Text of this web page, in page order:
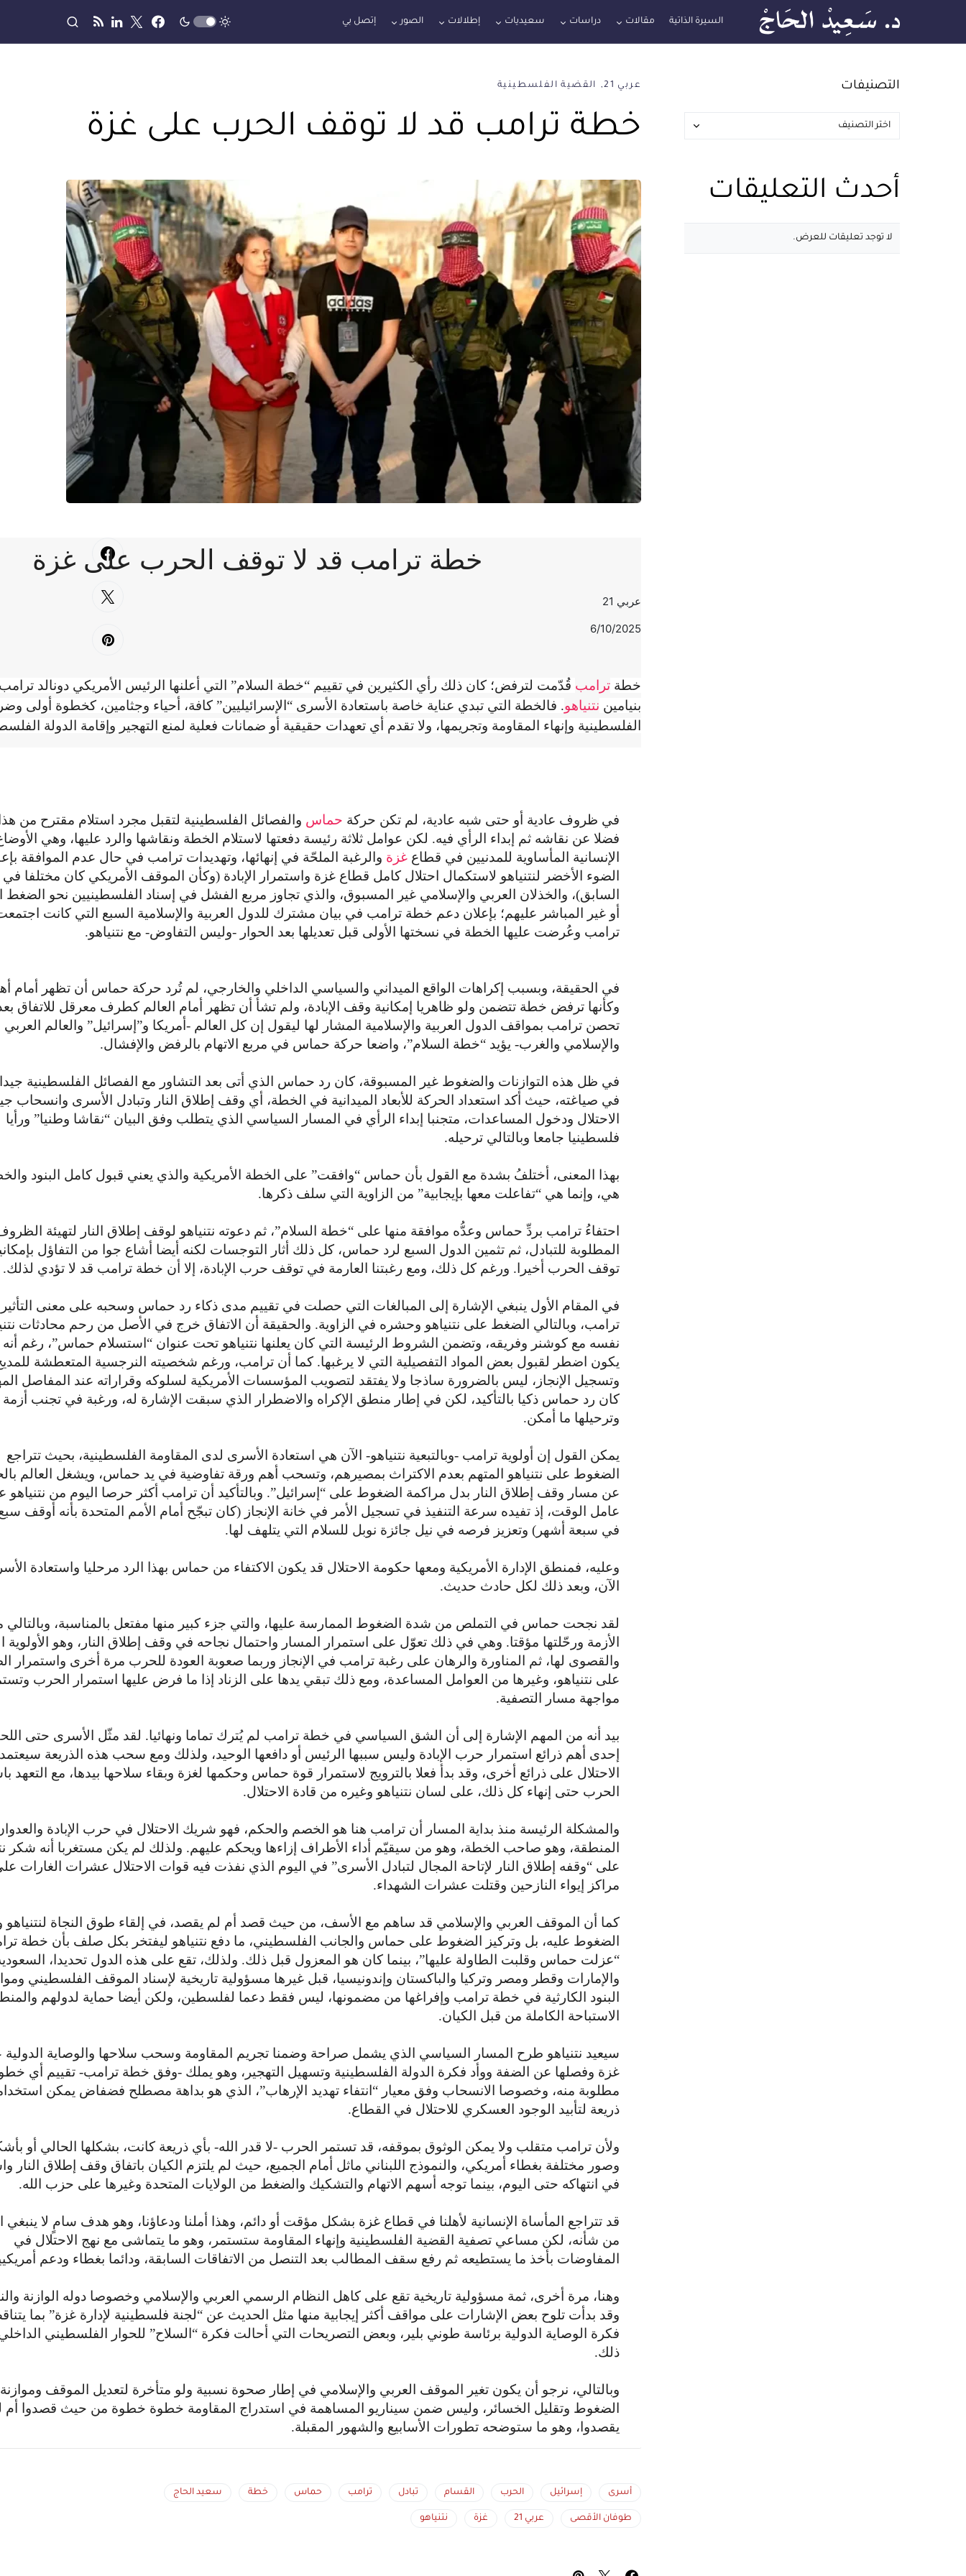
السيرة الذاتية مقالات دراسات سعيديات إطلالات الصور إتصل بي
عربي 21 القضية الفلسطينية
خطة ترامب قد لا توقف الحرب على غزة
خطة ترامب قد لا توقف الحرب على غزة
عربي 21
6/10/2025
خطة ترامب قُدّمت لترفض؛ كان ذلك رأي الكثيرين في تقييم “خطة السلام” التي أعلنها الرئيس الأمريكي دونالد
بنيامين نتنياهو. فالخطة التي تبدي عناية خاصة باستعادة الأسرى “الإسرائيليين” كافة، أحياء وجثامين، كخطوة أولى
الفلسطينية وإنهاء المقاومة وتجريمها، ولا تقدم أي تعهدات حقيقية أو ضمانات فعلية لمنع التهجير وإقامة الدولة
في ظروف عادية أو حتى شبه عادية، لم تكن حركة حماس والفصائل الفلسطينية لتقبل مجرد استلام مقترح من هذا
فضلا عن نقاشه ثم إبداء الرأي فيه. لكن عوامل ثلاثة رئيسة دفعتها لاستلام الخطة ونقاشها والرد عليها، وهي
الإنسانية المأساوية للمدنيين في قطاع غزة والرغبة الملحّة في إنهائها، وتهديدات ترامب في حال عدم الموافقة
الضوء الأخضر لنتنياهو لاستكمال احتلال كامل قطاع غزة واستمرار الإبادة (وكأن الموقف الأمريكي كان مختلفا في
السابق)، والخذلان العربي والإسلامي غير المسبوق، والذي تجاوز مربع الفشل في إسناد الفلسطينيين نحو الضغط
أو غير المباشر عليهم؛ بإعلان دعم خطة ترامب في بيان مشترك للدول العربية والإسلامية السبع التي كانت
ترامب وعُرضت عليها الخطة في نسختها الأولى قبل تعديلها بعد الحوار -وليس التفاوض- مع نتنياهو.
في الحقيقة، وبسبب إكراهات الواقع الميداني والسياسي الداخلي والخارجي، لم تُرد حركة حماس أن تظهر أمام
وكأنها ترفض خطة تتضمن ولو ظاهريا إمكانية وقف الإبادة، ولم تشأ أن تظهر أمام العالم كطرف معرقل للاتفاق
تحصن ترامب بمواقف الدول العربية والإسلامية المشار لها ليقول إن كل العالم -أمريكا و”إسرائيل” والعالم العربي
والإسلامي والغرب- يؤيد “خطة السلام”، واضعا حركة حماس في مربع الاتهام بالرفض والإفشال.
في ظل هذه التوازنات والضغوط غير المسبوقة، كان رد حماس الذي أتى بعد التشاور مع الفصائل الفلسطينية جيدا
في صياغته، حيث أكد استعداد الحركة للأبعاد الميدانية في الخطة، أي وقف إطلاق النار وتبادل الأسرى وانسحاب
الاحتلال ودخول المساعدات، متجنبا إبداء الرأي في المسار السياسي الذي يتطلب وفق البيان “نقاشا وطنيا” ورأيا
فلسطينيا جامعا وبالتالي ترحيله.
بهذا المعنى، أختلفُ بشدة مع القول بأن حماس “وافقت” على الخطة الأمريكية والذي يعني قبول كامل البنود
هي، وإنما هي “تفاعلت معها بإيجابية” من الزاوية التي سلف ذكرها.
احتفاءُ ترامب بردِّ حماس وعدُّه موافقة منها على “خطة السلام”، ثم دعوته نتنياهو لوقف إطلاق النار لتهيئة
المطلوبة للتبادل، ثم تثمين الدول السبع لرد حماس، كل ذلك أثار التوجسات لكنه أيضا أشاع جوا من التفاؤل
توقف الحرب أخيرا. ورغم كل ذلك، ومع رغبتنا العارمة في توقف حرب الإبادة، إلا أن خطة ترامب قد لا تؤدي لذلك.
في المقام الأول ينبغي الإشارة إلى المبالغات التي حصلت في تقييم مدى ذكاء رد حماس وسحبه على معنى
ترامب، وبالتالي الضغط على نتنياهو وحشره في الزاوية. والحقيقة أن الاتفاق خرج في الأصل من رحم محادثات
نفسه مع كوشنر وفريقه، وتضمن الشروط الرئيسة التي كان يعلنها نتنياهو تحت عنوان “استسلام حماس”، رغم
يكون اضطر لقبول بعض المواد التفصيلية التي لا يرغبها. كما أن ترامب، ورغم شخصيته النرجسية المتعطشة
وتسجيل الإنجاز، ليس بالضرورة ساذجا ولا يفتقد لتصويب المؤسسات الأمريكية لسلوكه وقراراته عند المفاصل
كان رد حماس ذكيا بالتأكيد، لكن في إطار منطق الإكراه والاضطرار الذي سبقت الإشارة له، ورغبة في تجنب أزمة
وترحيلها ما أمكن.
يمكن القول إن أولوية ترامب -وبالتبعية نتنياهو- الآن هي استعادة الأسرى لدى المقاومة الفلسطينية، بحيث تتراجع
الضغوط على نتنياهو المتهم بعدم الاكتراث بمصيرهم، وتسحب أهم ورقة تفاوضية في يد حماس، ويشغل العالم
عن مسار وقف إطلاق النار بدل مراكمة الضغوط على “إسرائيل”. وبالتأكيد أن ترامب أكثر حرصا اليوم من نتنياهو
عامل الوقت، إذ تفيده سرعة التنفيذ في تسجيل الأمر في خانة الإنجاز (كان تبجّح أمام الأمم المتحدة بأنه أوقف
في سبعة أشهر) وتعزيز فرصه في نيل جائزة نوبل للسلام التي يتلهف لها.
وعليه، فمنطق الإدارة الأمريكية ومعها حكومة الاحتلال قد يكون الاكتفاء من حماس بهذا الرد مرحليا واستعادة
الآن، وبعد ذلك لكل حادث حديث.
لقد نجحت حماس في التملص من شدة الضغوط الممارسة عليها، والتي جزء كبير منها مفتعل بالمناسبة،
الأزمة ورحّلتها مؤقتا. وهي في ذلك تعوّل على استمرار المسار واحتمال نجاحه في وقف إطلاق النار، وهو الأولوية
والقصوى لها، ثم المناورة والرهان على رغبة ترامب في الإنجاز وربما صعوبة العودة للحرب مرة أخرى واستمرار
على نتنياهو، وغيرها من العوامل المساعدة، ومع ذلك تبقي يدها على الزناد إذا ما فرض عليها استمرار الحرب
مواجهة مسار التصفية.
بيد أنه من المهم الإشارة إلى أن الشق السياسي في خطة ترامب لم يُترك تماما ونهائيا. لقد مثّل الأسرى حتى
إحدى أهم ذرائع استمرار حرب الإبادة وليس سببها الرئيس أو دافعها الوحيد، ولذلك ومع سحب هذه الذريعة سيعتمد
الاحتلال على ذرائع أخرى، وقد بدأ فعلا بالترويج لاستمرار قوة حماس وحكمها لغزة وبقاء سلاحها بيدها، مع التعهد
الحرب حتى إنهاء كل ذلك، على لسان نتنياهو وغيره من قادة الاحتلال.
والمشكلة الرئيسة منذ بداية المسار أن ترامب هنا هو الخصم والحكم، فهو شريك الاحتلال في حرب الإبادة
المنطقة، وهو صاحب الخطة، وهو من سيقيّم أداء الأطراف إزاءها ويحكم عليهم. ولذلك لم يكن مستغربا أنه شكر
على “وقفه إطلاق النار لإتاحة المجال لتبادل الأسرى” في اليوم الذي نفذت فيه قوات الاحتلال عشرات الغارات
مراكز إيواء النازحين وقتلت عشرات الشهداء.
كما أن الموقف العربي والإسلامي قد ساهم مع الأسف، من حيث قصد أم لم يقصد، في إلقاء طوق النجاة
الضغوط عليه، بل وتركيز الضغوط على حماس والجانب الفلسطيني، ما دفع نتنياهو ليفتخر بكل صلف بأن خطة
“عزلت حماس وقلبت الطاولة عليها”، بينما كان هو المعزول قبل ذلك. ولذلك، تقع على هذه الدول تحديدا،
والإمارات وقطر ومصر وتركيا والباكستان وإندونيسيا، قبل غيرها مسؤولية تاريخية لإسناد الموقف الفلسطيني
البنود الكارثية في خطة ترامب وإفراغها من مضمونها، ليس فقط دعما لفلسطين، ولكن أيضا حماية لدولهم
الاستباحة الكاملة من قبل الكيان.
سيعيد نتنياهو طرح المسار السياسي الذي يشمل صراحة وضمنا تجريم المقاومة وسحب سلاحها والوصاية
غزة وفصلها عن الضفة ووأد فكرة الدولة الفلسطينية وتسهيل التهجير، وهو يملك -وفق خطة ترامب- تقييم أي
مطلوبة منه، وخصوصا الانسحاب وفق معيار “انتفاء تهديد الإرهاب”، الذي هو بداهة مصطلح فضفاض يمكن
ذريعة لتأبيد الوجود العسكري للاحتلال في القطاع.
ولأن ترامب متقلب ولا يمكن الوثوق بموقفه، قد تستمر الحرب -لا قدر الله- بأي ذريعة كانت، بشكلها الحالي أو
وصور مختلفة بغطاء أمريكي، والنموذج اللبناني ماثل أمام الجميع، حيث لم يلتزم الكيان باتفاق وقف إطلاق النار
في انتهاكه حتى اليوم، بينما توجه أسهم الاتهام والتشكيك والضغط من الولايات المتحدة وغيرها على حزب الله.
قد تتراجع المأساة الإنسانية لأهلنا في قطاع غزة بشكل مؤقت أو دائم، وهذا أملنا ودعاؤنا، وهو هدف سامٍ لا ينبغي
من شأنه، لكن مساعي تصفية القضية الفلسطينية وإنهاء المقاومة ستستمر، وهو ما يتماشى مع نهج الاحتلال في
المفاوضات بأخذ ما يستطيعه ثم رفع سقف المطالب بعد التنصل من الاتفاقات السابقة، ودائما بغطاء ودعم
وهنا، مرة أخرى، ثمة مسؤولية تاريخية تقع على كاهل النظام الرسمي العربي والإسلامي وخصوصا دوله الوازنة
وقد بدأت تلوح بعض الإشارات على مواقف أكثر إيجابية منها مثل الحديث عن “لجنة فلسطينية لإدارة غزة” بما
فكرة الوصاية الدولية برئاسة طوني بلير، وبعض التصريحات التي أحالت فكرة “السلاح” للحوار الفلسطيني
ذلك.
وبالتالي، نرجو أن يكون تغير الموقف العربي والإسلامي في إطار صحوة نسبية ولو متأخرة لتعديل الموقف وموازنة
الضغوط وتقليل الخسائر، وليس ضمن سيناريو المساهمة في استدراج المقاومة خطوة خطوة من حيث قصدوا أم
يقصدوا، وهو ما ستوضحه تطورات الأسابيع والشهور المقبلة.
أسرى إسرائيل الحرب القسام تبادل ترامب حماس خطة سعيد الحاج
طوفان الأقصى عربي 21 غزة نتنياهو
التصنيفات
أحدث التعليقات
لا توجد تعليقات للعرض.